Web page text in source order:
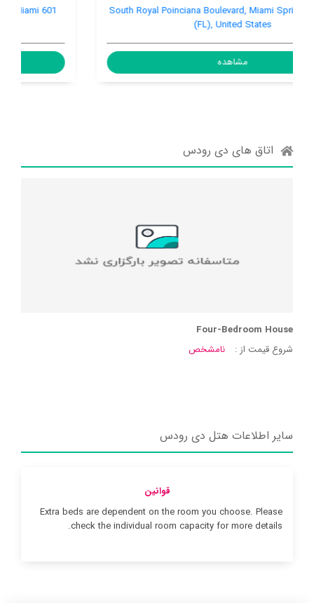
601 NE 27th Street, Downtown Miami / City Center, Miami
(FL), United States, 33137
اتاق های دی رودس
Four-Bedroom House
شروع قیمت از :
نامشخص
سایر اطلاعات هتل دی رودس
قوانین
Extra beds are dependent on the room you choose. Please
check the individual room capacity for more details.